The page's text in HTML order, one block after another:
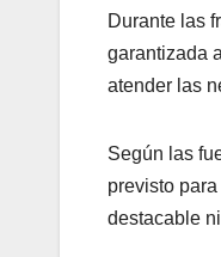
Durante las
garantizada
atender las
Según las
previsto
destacable